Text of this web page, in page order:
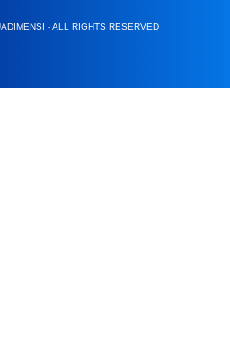
- ALL RIGHTS RESERVED